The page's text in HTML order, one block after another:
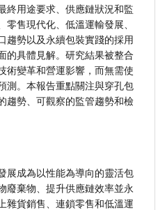
終用途要求、供應鏈狀況和監
售現代化、低溫運輸發展、
趨勢以及永續包裝實踐的採用
的具體見解。研究結果被整合
術變革和營運影響，而無需使
測。本報告重點關注與穿孔包
趨勢、可觀察的監管趨勢和檢
展成為以性能為導向的靈活包
廢棄物、提升供應鏈效率並永
雜貨銷售、連鎖零售和低溫運